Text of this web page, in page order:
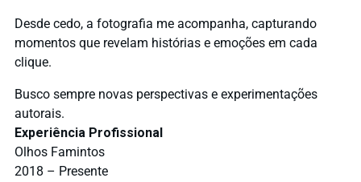
Desde cedo, a fotografia me acompanha, capturando
momentos que revelam histórias e emoções em cada
clique.
Busco sempre novas perspectivas e experimentações
autorais.
Experiência Profissional
Olhos Famintos
2018 – Presente